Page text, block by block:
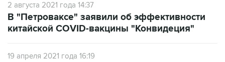
2 августа 2021 года 14:37
В "Петроваксе" заявили об эффективности
китайской COVID-вакцины "Конвидеция"
19 апреля 2021 года 16:19